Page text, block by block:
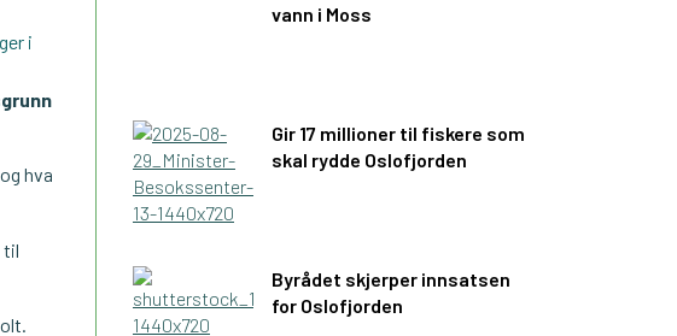
i
hva
til
vann i Moss
Gir 17 millioner til fiskere som
skal rydde Oslofjorden
Byrådet skjerper innsatsen
for Oslofjorden